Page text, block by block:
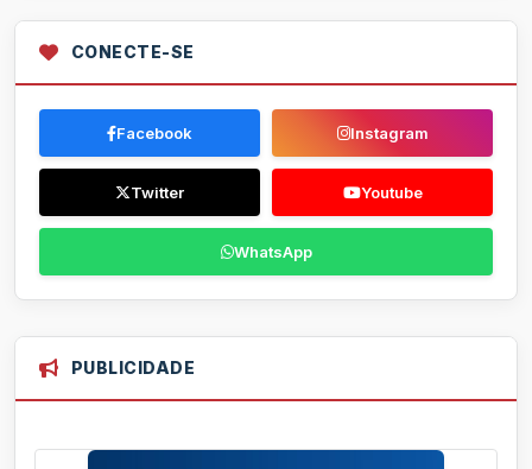
CONECTE-SE
Facebook Instagram
Twitter Youtube
WhatsApp
PUBLICIDADE